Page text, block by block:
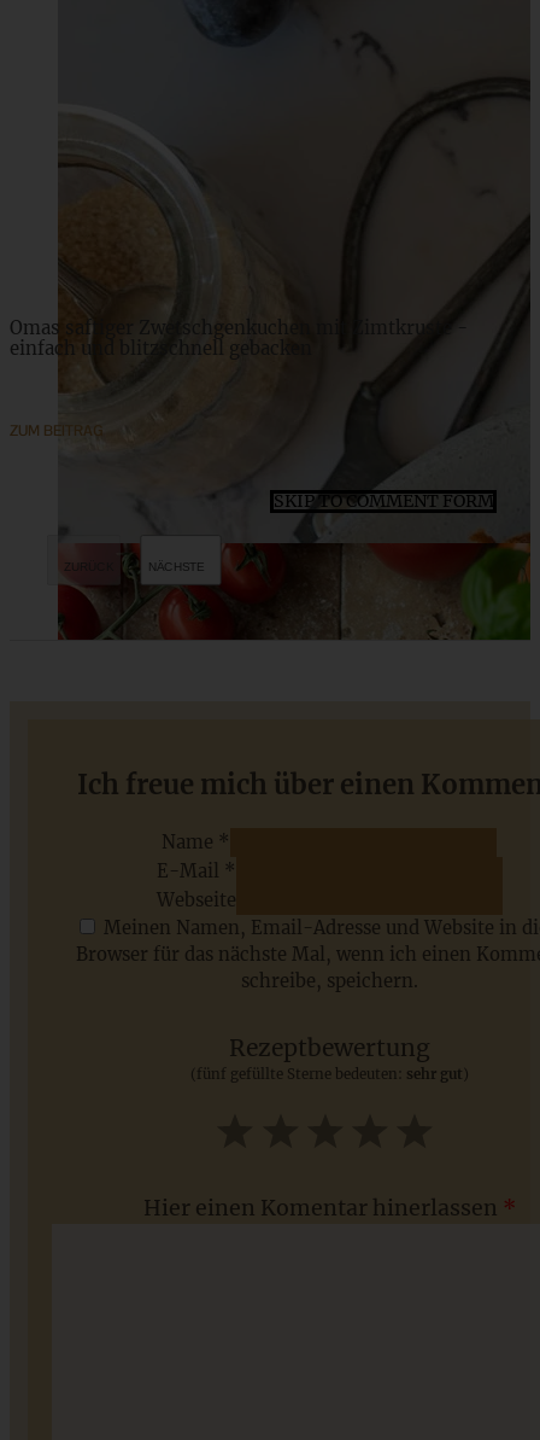
Cremiger Käsekuchen mit Mohnfüllung und Streuseln
Cremiger Himbeer-Schmand-Käsekuchen mit Streuseln
Omas saftiger Zwetschgenkuchen mit Zimtkruste -
einfach und blitzschnell gebacken
ZUM BEITRAG
Saisonale Rezepte im Juli - meine 7 sommerlichen
SKIP TO COMMENT FORM
Ich freue mich über einen
Name *
E-Mail *
Webseite
Meinen Namen, Email-Adresse und Website in
Browser für das nächste Mal, wenn ich einen
schreibe, speichern.
Rezeptbewertung
(fünf gefüllte Sterne bedeuten: sehr gut )
Hier einen Komentar hinerlassen *